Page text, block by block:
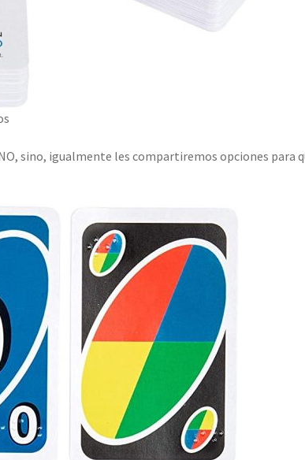
sino, igualmente les compartiremos opciones para